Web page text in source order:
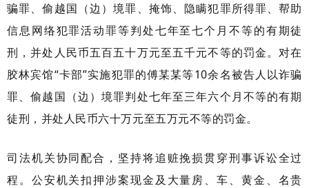
骗罪、偷越国（边）境罪、掩饰、隐瞒犯罪所得罪、帮助
信息网络犯罪活动罪等判处七年至七个月不等的有期徒
刑，并处人民币五百五十万元至五千元不等的罚金。对在
胶林宾馆“卡部”实施犯罪的傅某某等10余名被告人以诈骗
罪、偷越国（边）境罪判处七年至三年六个月不等的有期
徒刑，并处人民币六十万元至五万元不等的罚金。
司法机关协同配合，坚持将追赃挽损贯穿刑事诉讼全过
程。公安机关扣押涉案现金及大量房、车、黄金、名贵